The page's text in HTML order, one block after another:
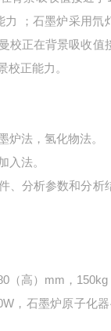
力 ；石墨炉采用氘
校正在背景吸收值
校正能力。
炉法，氢化物法。
入法。
、分析参数和分析
（高）mm，150kg
，石墨炉原子化